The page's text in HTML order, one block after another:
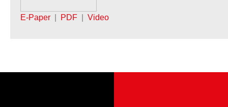
E-Paper PDF Video